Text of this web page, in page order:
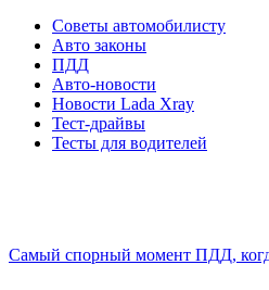
Советы автомобилисту
Авто законы
ПДД
Авто-новости
Новости Lada Xray
Тест-драйвы
Тесты для водителей
Самый спорный момент ПДД,